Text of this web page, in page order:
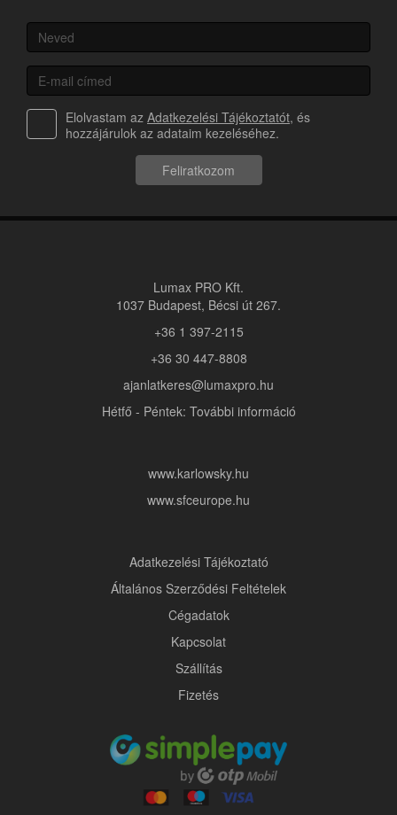
Elolvastam az Adatkezelési Tájékoztatót, és
hozzájárulok az adataim kezeléséhez.
Feliratkozom
Lumax PRO Kft.
1037 Budapest, Bécsi út 267.
+36 1 397-2115
+36 30 447-8808
ajanlatkeres@lumaxpro.hu
Hétfő - Péntek: További információ
www.karlowsky.hu
www.sfceurope.hu
Adatkezelési Tájékoztató
Általános Szerződési Feltételek
Cégadatok
Kapcsolat
Szállítás
Fizetés